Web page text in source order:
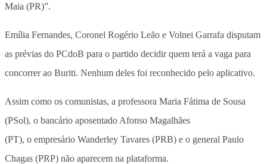
Maia (PR)”.
Emília Fernandes, Coronel Rogério Leão e Volnei Garrafa disputam
as prévias do PCdoB para o partido decidir quem terá a vaga para
concorrer ao Buriti. Nenhum deles foi reconhecido pelo aplicativo.
Assim como os comunistas, a professora Maria Fátima de Sousa
(PSol), o bancário aposentado Afonso Magalhães
(PT), o empresário Wanderley Tavares (PRB) e o general Paulo
Chagas (PRP) não aparecem na plataforma.